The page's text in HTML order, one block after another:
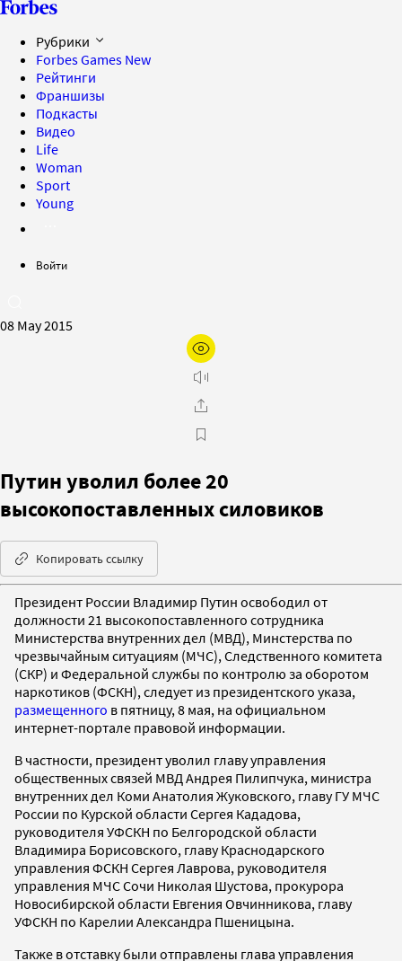
Рубрики
Forbes Games New
Рейтинги
Франшизы
Подкасты
Видео
Life
Woman
Sport
Young
Войти
08 May 2015
Путин уволил более 20
высокопоставленных силовиков
Копировать ссылку
Президент России Владимир Путин освободил от
должности 21 высокопоставленного сотрудника
Министерства внутренних дел (МВД), Минстерства по
чрезвычайным ситуациям (МЧС), Следственного комитета
(СКР) и Федеральной службы по контролю за оборотом
наркотиков (ФСКН), следует из президентского указа,
размещенного в пятницу, 8 мая, на официальном
интернет-портале правовой информации.
В частности, президент уволил главу управления
общественных связей МВД Андрея Пилипчука, министра
внутренних дел Коми Анатолия Жуковского, главу ГУ МЧС
России по Курской области Сергея Кададова,
руководителя УФСКН по Белгородской области
Владимира Борисовского, главу Краснодарского
управления ФСКН Сергея Лаврова, руководителя
управления МЧС Сочи Николая Шустова, прокурора
Новосибирской области Евгения Овчинникова, главу
УФСКН по Карелии Александра Пшеницына.
Также в отставку были отправлены глава управления